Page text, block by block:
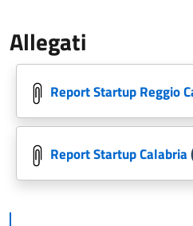
Allegati
Report Startup Reggio
Report Startup Calabria